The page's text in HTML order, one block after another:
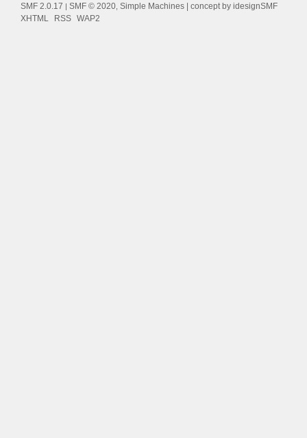
SMF 2.0.17 | SMF © 2020 Simple Machines | concept by idesignSMF
XHTML
RSS WAP2